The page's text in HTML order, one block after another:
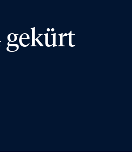
gekürt